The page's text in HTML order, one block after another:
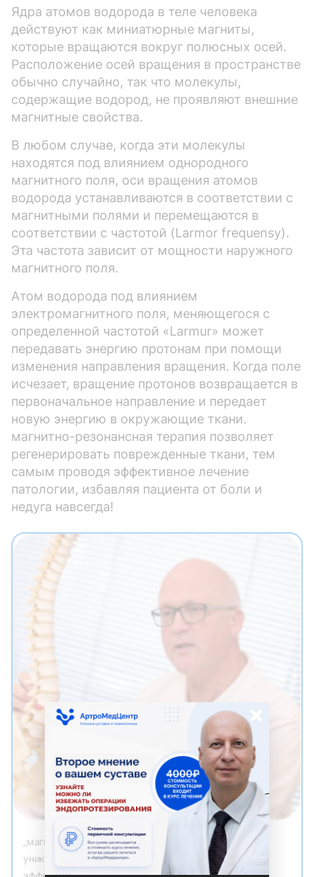
Ядра атомов водорода в теле человека
действуют как миниатюрные магниты,
которые вращаются вокруг полюсных осей.
Расположение осей вращения в пространстве
обычно случайно, так что молекулы,
содержащие водород, не проявляют внешние
магнитные свойства.
В любом случае, когда эти молекулы
находятся под влиянием однородного
магнитного поля, оси вращения атомов
водорода устанавливаются в соответствии с
магнитными полями и перемещаются в
соответствии с частотой (Larmor frequensy).
Эта частота зависит от мощности наружного
магнитного поля.
Атом водорода под влиянием
электромагнитного поля, меняющегося с
определенной частотой «Larmur» может
передавать энергию протонам при помощи
изменения направления вращения. Когда поле
исчезает, вращение протонов возвращается в
первоначальное направление и передает
новую энергию в окружающие ткани.
магнитно-резонансная терапия позволяет
регенерировать поврежденные ткани, тем
самым проводя эффективное лечение
патологии, избавляя пациента от боли и
недуга навсегда!
„магнитно-резонансная терапия демонстрирует
уникальную взаимосвязь между высокой степенью